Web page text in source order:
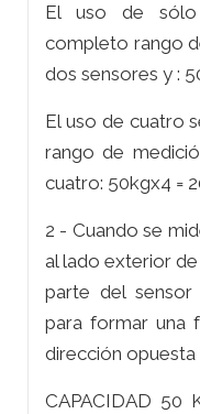
El uso de sólo
completo rango
dos sensores y :
El uso de cuatro
rango de
cuatro: 50kgx4 =
2 - Cuando se
al lado exterior
parte del
para formar una
dirección opuesta
CAPACIDAD 50